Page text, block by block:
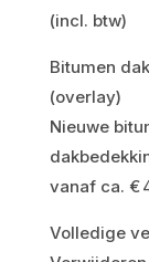
(incl. btw)
Bitumen
(overlay)
Nieuwe
vanaf ca. €
Volledige